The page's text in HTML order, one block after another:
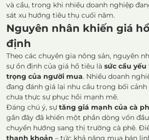
và cầu, trong khi nhiều doanh nghiệp
sát xu hướng tiêu thụ cuối năm.
Nguyên nhân khiến giá
định
Theo các chuyên gia nông sản, nguyên
sự ổn định của giá hồ tiêu làsức cầu yếu
trọng của người mua. Nhiều doanh
đang đánh giá lại nhu cầu trong bối
chưa thực sự phục hồi mạnh mẽ.
Đáng chú ý, sựtăng giá mạnh của cà
gần đây đã khiến một phần dòng vốn
chuyển hướng sang thị trường cà phê.
thanh khoản – tức khả năng mua bán